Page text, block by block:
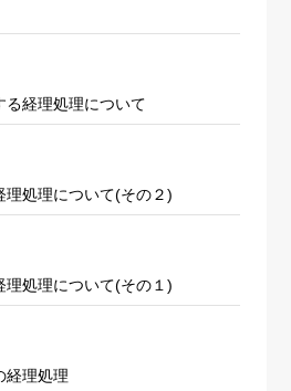
る経理処理について
理処理について(その２)
理処理について(その１)
経理処理